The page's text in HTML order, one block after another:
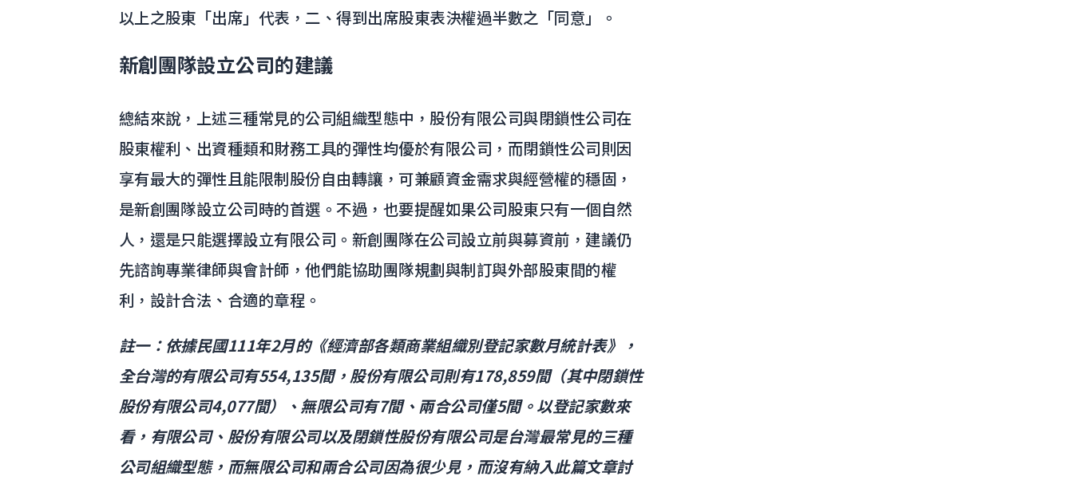
以上之股東「出席」代表，二、得到出席股東表決權過半數之「同意」。
新創團隊設立公司的建議
總結來說，上述三種常見的公司組織型態中，股份有限公司與閉鎖性公司在
股東權利、出資種類和財務工具的彈性均優於有限公司，而閉鎖性公司則因
享有最大的彈性且能限制股份自由轉讓，可兼顧資金需求與經營權的穩固，
是新創團隊設立公司時的首選。不過，也要提醒如果公司股東只有一個自然
人，還是只能選擇設立有限公司。新創團隊在公司設立前與募資前，建議仍
先諮詢專業律師與會計師，他們能協助團隊規劃與制訂與外部股東間的權
利，設計合法、合適的章程。
註一：依據民國111年2月的《經濟部各類商業組織別登記家數月統計表》，
全台灣的有限公司有554,135間，股份有限公司則有178,859間（其中閉鎖性
股份有限公司4,077間）、無限公司有7間、兩合公司僅5間。以登記家數來
看，有限公司、股份有限公司以及閉鎖性股份有限公司是台灣最常見的三種
公司組織型態，而無限公司和兩合公司因為很少見，而沒有納入此篇文章討